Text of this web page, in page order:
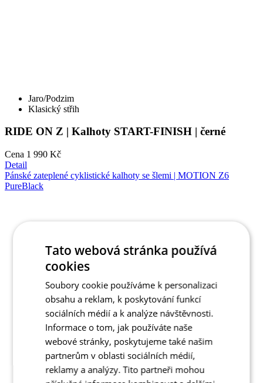
Pánské zateplené cyklistické kalhoty se šlemi |
MOTION Z6 PureBlack
3 690 Kč
Pánské zateplené cyklistické kalhoty se šlemi | MOTION Z6
Tato webová stránka používá
cookies
Soubory cookie používáme k personalizaci
obsahu a reklam, k poskytování funkcí
sociálních médií a k analýze návštěvnosti.
Informace o tom, jak používáte naše
webové stránky, poskytujeme také našim
partnerům v oblasti sociálních médií,
reklamy a analýzy. Tito partneři mohou